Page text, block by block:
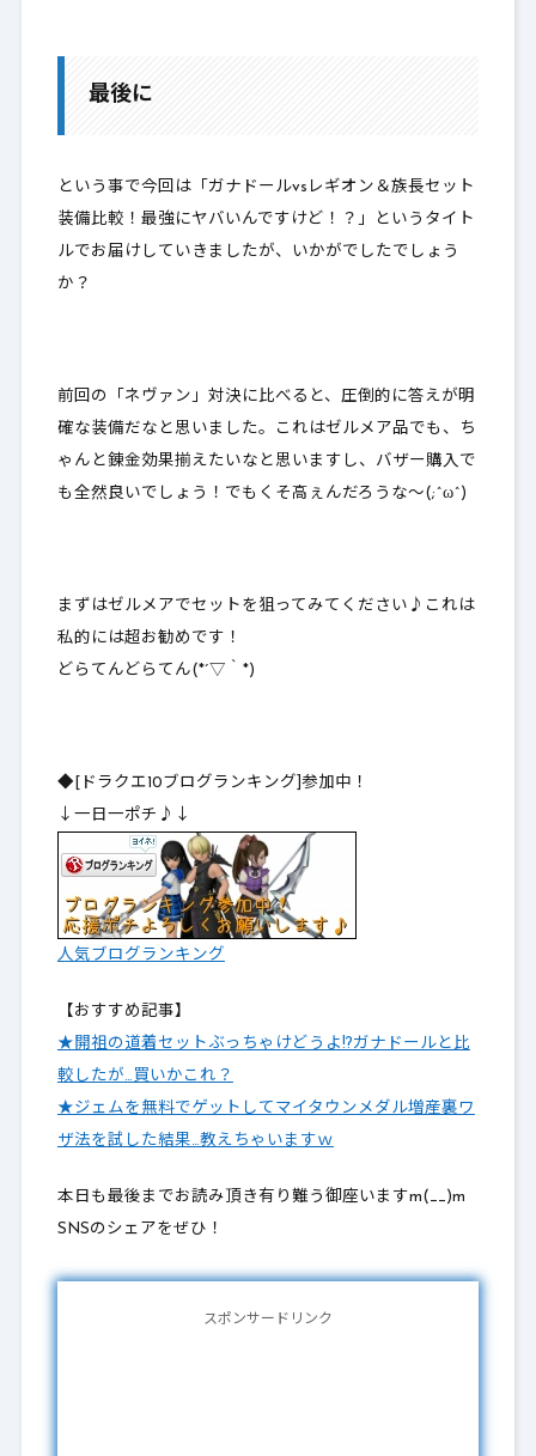
最後に
という事で今回は「ガナドールvsレギオン＆族長セット
装備比較！最強にヤバいんですけど！？」というタイト
ルでお届けしていきましたが、いかがでしたでしょう
か？
前回の「ネヴァン」対決に比べると、圧倒的に答えが明
確な装備だなと思いました。これはゼルメア品でも、ち
ゃんと錬金効果揃えたいなと思いますし、バザー購入で
も全然良いでしょう！でもくそ高ぇんだろうな～(;^ω^)
まずはゼルメアでセットを狙ってみてください♪これは
私的には超お勧めです！
どらてんどらてん(*´▽｀*)
◆[ドラクエ10ブログランキング]参加中！
↓一日一ポチ♪↓
人気ブログランキング
【おすすめ記事】
★開祖の道着セットぶっちゃけどうよ!?ガナドールと比
較したが…買いかこれ？
★ジェムを無料でゲットしてマイタウンメダル増産裏ワ
ザ法を試した結果…教えちゃいますｗ
本日も最後までお読み頂き有り難う御座いますm(__)m
SNSのシェアをぜひ！
スポンサードリンク